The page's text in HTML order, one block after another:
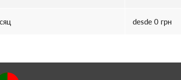
desde 0 грн